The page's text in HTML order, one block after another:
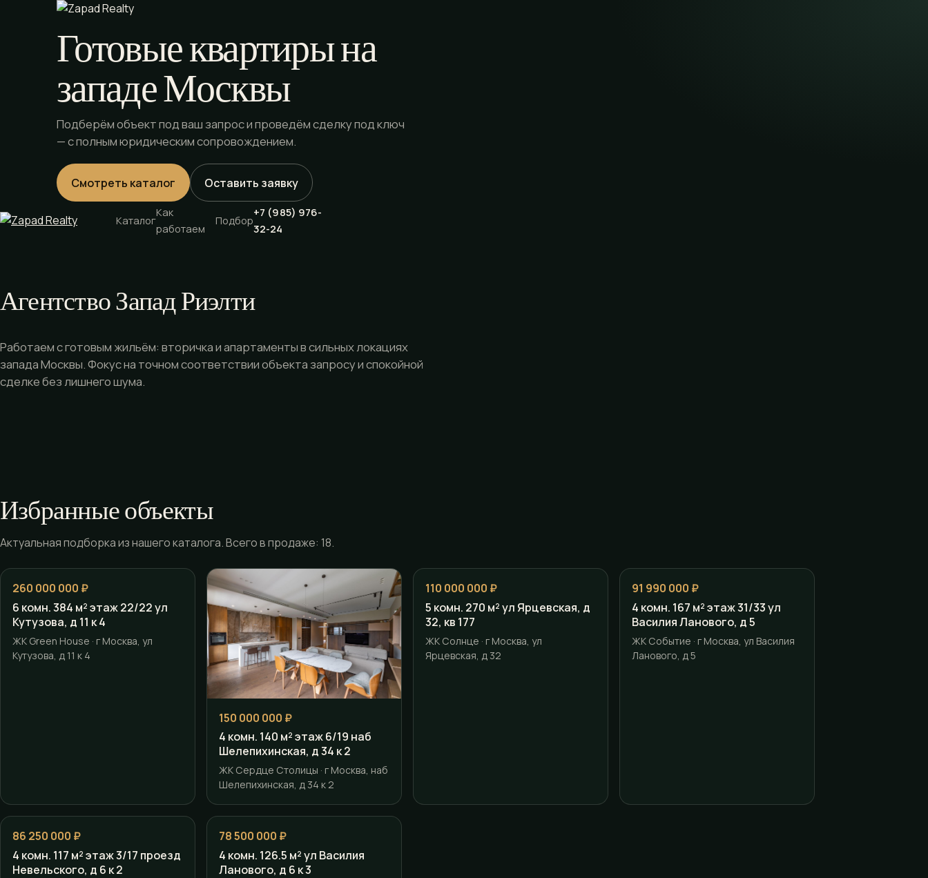
Каталог
Как
работаем
Подбор
+7 (985) 976-
32-24
Готовые квартиры на
западе Москвы
Подберём объект под ваш запрос и проведём сделку под ключ
— с полным юридическим сопровождением.
Смотреть каталог Оставить заявку
Агентство Запад Риэлти
Работаем с готовым жильём: вторичка и апартаменты в сильных локациях
запада Москвы. Фокус на точном соответствии объекта запросу и спокойной
сделке без лишнего шума.
Избранные объекты
Актуальная подборка из нашего каталога. Всего в продаже: 18.
260 000 000 ₽
6 комн. 384 м² этаж 22/22 ул
Кутузова, д 11 к 4
ЖК Green House · г Москва, ул
Кутузова, д 11 к 4
150 000 000 ₽
4 комн. 140 м² этаж 6/19 наб
Шелепихинская, д 34 к 2
ЖК Сердце Столицы · г Москва, наб
Шелепихинская, д 34 к 2
110 000 000 ₽
5 комн. 270 м² ул Ярцевская, д
32, кв 177
ЖК Солнце · г Москва, ул
Ярцевская, д 32
91 990 000 ₽
4 комн. 167 м² этаж 31/33 ул
Василия Ланового, д 5
ЖК Событие · г Москва, ул Василия
Ланового, д 5
86 250 000 ₽
4 комн. 117 м² этаж 3/17 проезд
Невельского, д 6 к 2
78 500 000 ₽
4 комн. 126.5 м² ул Василия
Ланового, д 6 к 3